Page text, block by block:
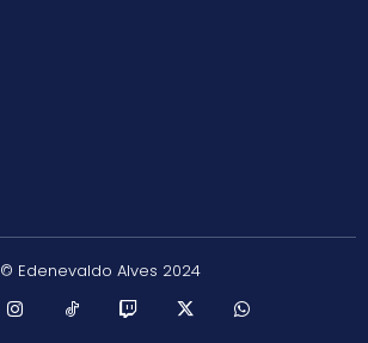
© Edenevaldo Alves 2024